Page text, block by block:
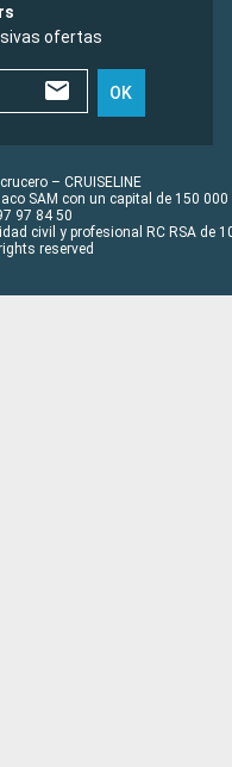
ofertas
OK
– CRUISELINE
SAM con un capital de 150 000
97 84 50
civil y profesional RC RSA de
reserved